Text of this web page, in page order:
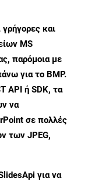
και
MS
παρόμοια με
για το BMP.
API ή SDK, τα
να
σε πολλές
των JPEG,
για να